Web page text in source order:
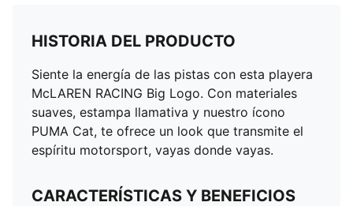
HISTORIA DEL PRODUCTO
Siente la energía de las pistas con esta playera
McLAREN RACING Big Logo. Con materiales
suaves, estampa llamativa y nuestro ícono
PUMA Cat, te ofrece un look que transmite el
espíritu motorsport, vayas donde vayas.
CARACTERÍSTICAS Y BENEFICIOS